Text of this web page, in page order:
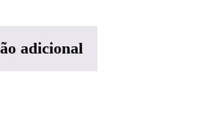
adicional